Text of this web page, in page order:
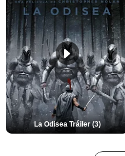
La Odisea Tráiler (3)